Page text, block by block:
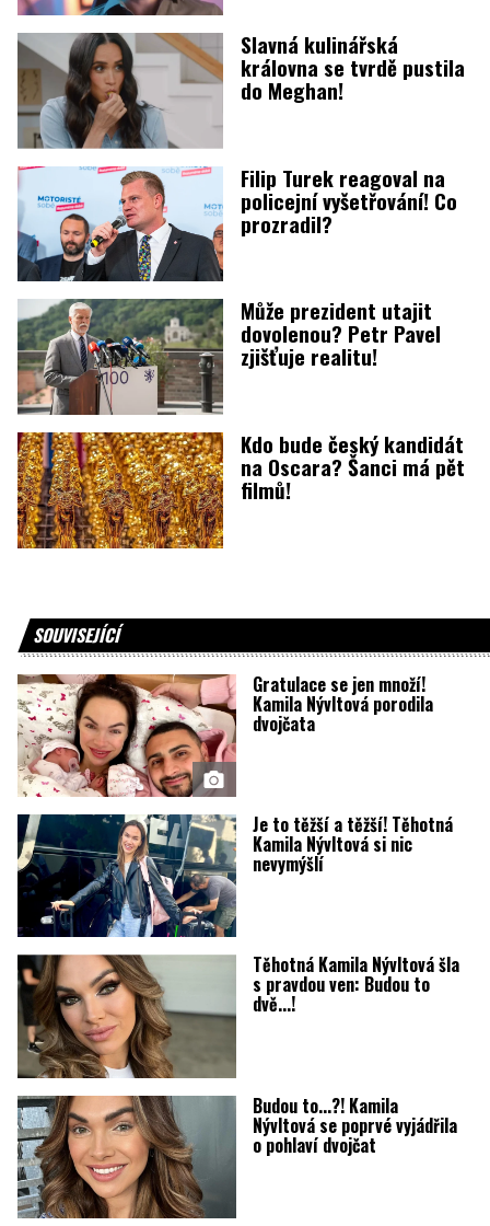
Slavná kulinářská
královna se tvrdě pustila
do Meghan!
Filip Turek reagoval na
policejní vyšetřování! Co
prozradil?
Může prezident utajit
dovolenou? Petr Pavel
zjišťuje realitu!
Kdo bude český kandidát
na Oscara? Šanci má pět
filmů!
SOUVISEJÍCÍ
Gratulace se jen množí!
Kamila Nývltová porodila
dvojčata
Je to těžší a těžší! Těhotná
Kamila Nývltová si nic
nevymýšlí
Těhotná Kamila Nývltová šla
s pravdou ven: Budou to
dvě...!
Budou to...?! Kamila
Nývltová se poprvé vyjádřila
o pohlaví dvojčat